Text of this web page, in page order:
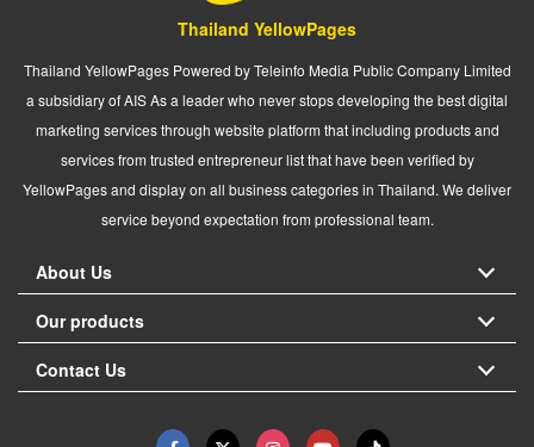
Thailand YellowPages
Thailand YellowPages Powered by Teleinfo Media Public Company Limited
a subsidiary of AIS As a leader who never stops developing the best digital
marketing services through website platform that including products and
services from trusted entrepreneur list that have been verified by
YellowPages and display on all business categories in Thailand. We deliver
service beyond expectation from professional team.
About Us
Our products
Contact Us